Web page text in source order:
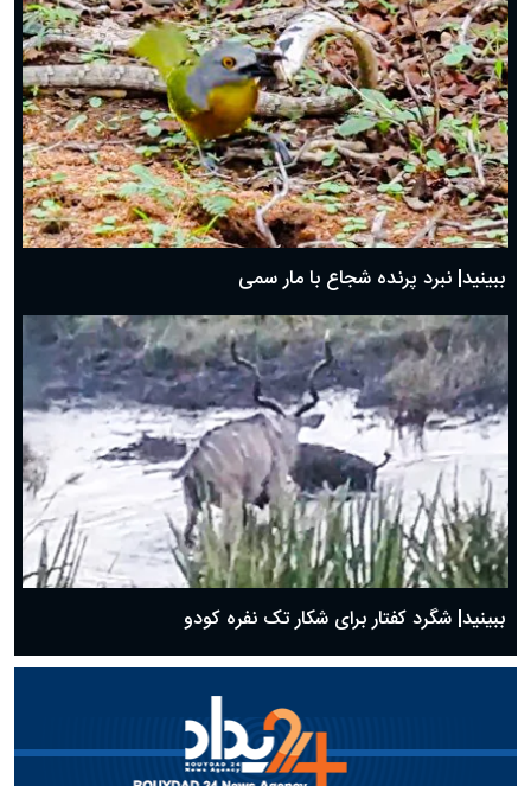
ببینید| نبرد پرنده شجاع با مار سمی
ببینید| شگرد کفتار برای شکار تک نفره کودو